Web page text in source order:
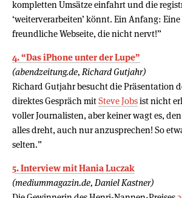
kompletten Umsätze einfahrt und die
‘weiterverarbeiten’ könnt. Ein Anfang: Eine
freundliche Webseite, die nicht nervt!”
4. “Das iPhone unter der Lupe”
(abendzeitung.de, Richard Gutjahr)
Richard Gutjahr besucht die Präsentation
direktes Gespräch mitSteve Jobsist nicht
voller Journalisten, aber keiner wagt es,
alles dreht, auch nur anzusprechen! So
selten.”
5. Interview mit Hania Luczak
(mediummagazin.de, Daniel Kastner)